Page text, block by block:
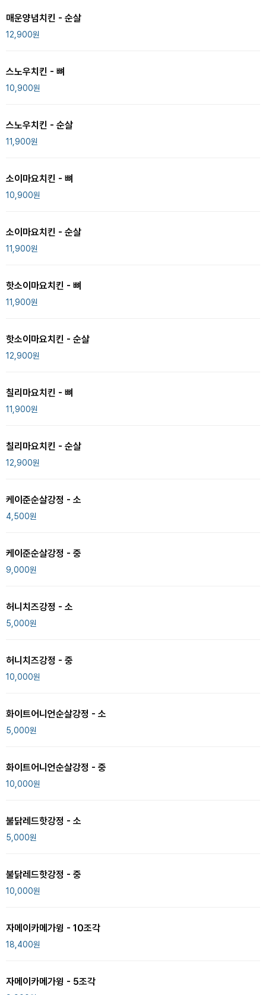
매운양념치킨 - 순살
12,900원
스노우치킨 - 뼈
10,900원
스노우치킨 - 순살
11,900원
소이마요치킨 - 뼈
10,900원
소이마요치킨 - 순살
11,900원
핫소이마요치킨 - 뼈
11,900원
핫소이마요치킨 - 순살
12,900원
칠리마요치킨 - 뼈
11,900원
칠리마요치킨 - 순살
12,900원
케이준순살강정 - 소
4,500원
케이준순살강정 - 중
9,000원
허니치즈강정 - 소
5,000원
허니치즈강정 - 중
10,000원
화이트어니언순살강정 - 소
5,000원
화이트어니언순살강정 - 중
10,000원
불닭레드핫강정 - 소
5,000원
불닭레드핫강정 - 중
10,000원
자메이카메가윙 - 10조각
18,400원
자메이카메가윙 - 5조각